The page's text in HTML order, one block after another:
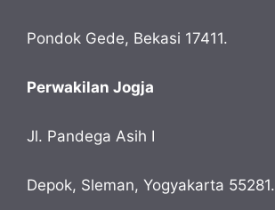
Pondok Gede, Bekasi 17411.
Perwakilan Jogja
Jl. Pandega Asih I
Depok, Sleman, Yogyakarta 55281.